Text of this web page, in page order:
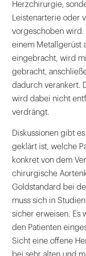
Herzchirurgie,
Leistenarterie oder
vorgeschoben wird.
einem Metallgerüst
eingebracht, wird
gebracht,
dadurch verankert.
wird dabei nicht
verdrängt.
Diskussionen gibt
geklärt ist, welche
konkret von dem
chirurgische
Goldstandard bei
muss sich in
sicher erweisen. Es
den Patienten
Sicht eine offene